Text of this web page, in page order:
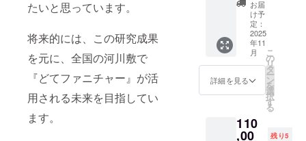
たいと思っています。
将来的には、この研究成果
を元に、全国の河川敷で
『どてファニチャー』が活
用される未来を目指してい
ます。
BEER
Picnic
のイベ
ントに
間に合
うよう
に掲載
するた
10/15ま
支援に
限りま
ただき
ます）
・提供
方法：
制作し
たどて
ファニ
いただ
き、そ
なたの
主催す
るイベ
ント等
に『ど
てファ
ニ
チャー
』数台
し、空
間演出
お届
け予
定：
2025
年11
月
詳細を見る
こ
の
リ
タ
ー
ン
を
選
択
す
る
110
,00 残り5